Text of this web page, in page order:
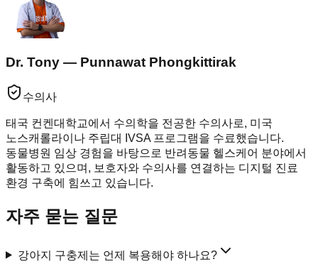
Dr. Tony — Punnawat Phongkittirak
수의사
태국 컨켄대학교에서 수의학을 전공한 수의사로, 미국
노스캐롤라이나 주립대 IVSA 프로그램을 수료했습니다.
동물병원 임상 경험을 바탕으로 반려동물 헬스케어 분야에서
활동하고 있으며, 보호자와 수의사를 연결하는 디지털 진료
환경 구축에 힘쓰고 있습니다.
자주 묻는 질문
강아지 구충제는 언제 복용해야 하나요?